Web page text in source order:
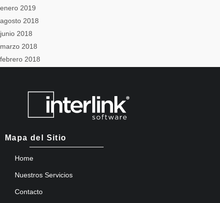
enero 2019
agosto 2018
junio 2018
marzo 2018
febrero 2018
Mapa del Sitio
Home
Nuestros Servicios
Contacto